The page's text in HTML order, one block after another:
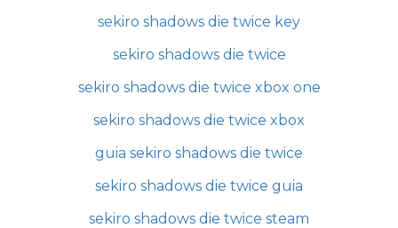
sekiro shadows die twice key
sekiro shadows die twice
sekiro shadows die twice xbox one
sekiro shadows die twice xbox
guia sekiro shadows die twice
sekiro shadows die twice guia
sekiro shadows die twice steam